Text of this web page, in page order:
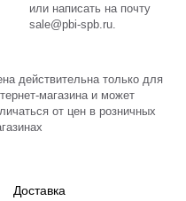
или написать на почту
sale@pbi-spb.ru.
действительна только для
магазина и может
от цен в розничных
Доставка